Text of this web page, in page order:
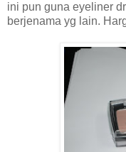
ini pun guna eyeliner
berjenama yg lain.